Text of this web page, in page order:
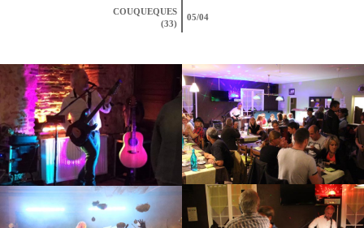
COUQUEQUES
(33)
05/04